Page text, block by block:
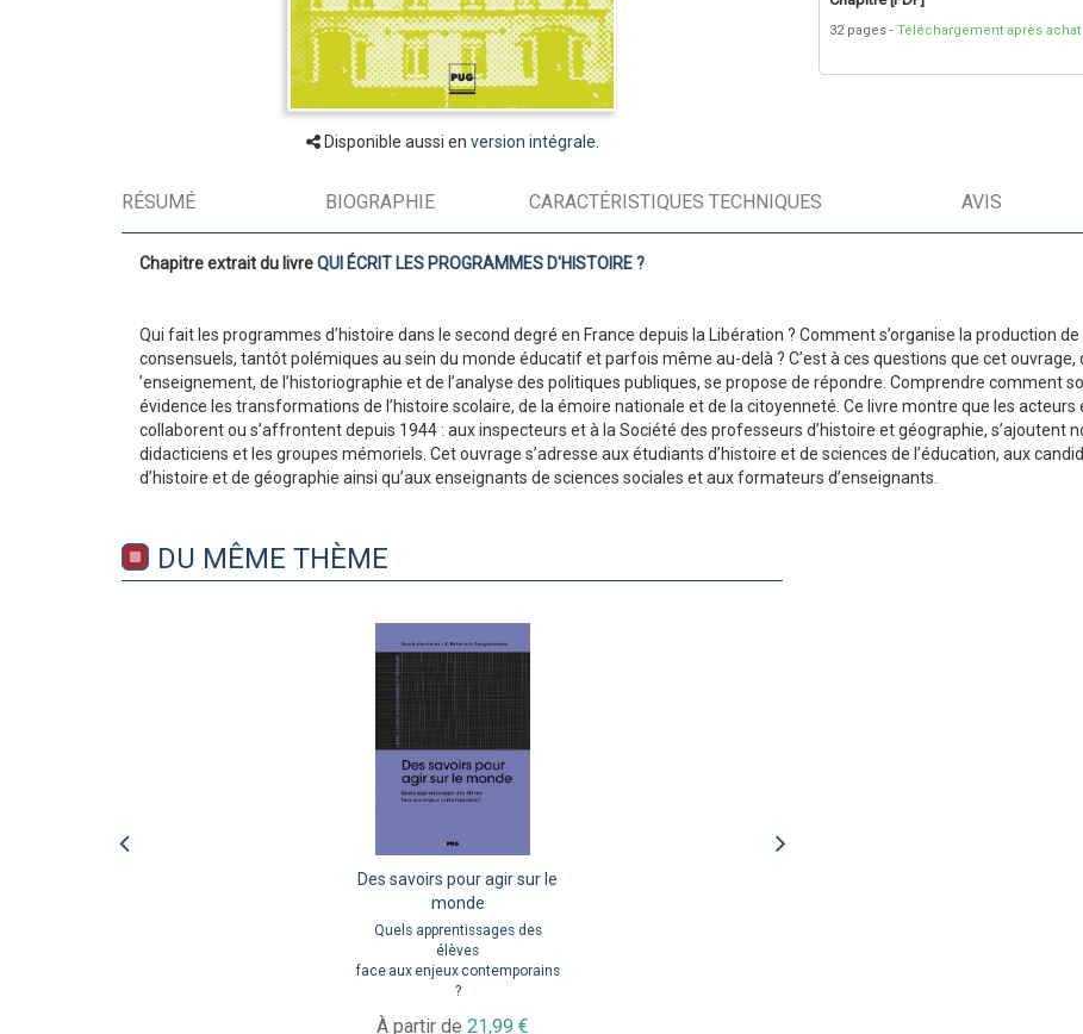
Disponible aussi en version intégrale
32 pages Téléchargement après achat
RÉSUMÉ BIOGRAPHIE CARACTÉRISTIQUES TECHNIQUES AVIS
Chapitre extrait du livreQUI ÉCRIT LES PROGRAMMES D'HISTOIRE ?
Qui fait les programmes d’histoire dans le second degré en France depuis la Libération ? Comment s’organise la production
consensuels, tantôt polémiques au sein du monde éducatif et parfois même au-delà ? C’est à ces questions que cet ouvrage,
’enseignement, de l’historiographie et de l’analyse des politiques publiques, se propose de répondre. Comprendre comment
évidence les transformations de l’histoire scolaire, de la émoire nationale et de la citoyenneté. Ce livre montre que les
collaborent ou s’affrontent depuis 1944 : aux inspecteurs et à la Société des professeurs d’histoire et géographie, s’ajoutent
didacticiens et les groupes mémoriels. Cet ouvrage s’adresse aux étudiants d’histoire et de sciences de l’éducation, aux
d’histoire et de géographie ainsi qu’aux enseignants de sciences sociales et aux formateurs d’enseignants.
DU MÊME THÈME
Des savoirs pour agir sur le
monde
Quels apprentissages des
élèves
face aux enjeux contemporains
?
À partir de 21,99 €